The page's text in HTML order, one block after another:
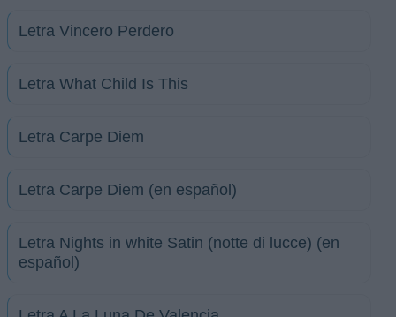
Letra Vincero Perdero
Letra What Child Is This
Letra Carpe Diem
Letra Carpe Diem (en español)
Letra Nights in white Satin (notte di lucce) (en
español)